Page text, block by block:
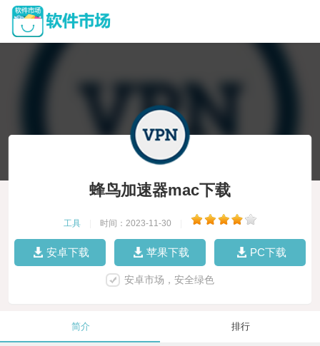
蜂鸟加速器mac下载
工具 时间：2023-11-30
安卓下载 苹果下载 PC下载
安卓市场，安全绿色
简介 排行